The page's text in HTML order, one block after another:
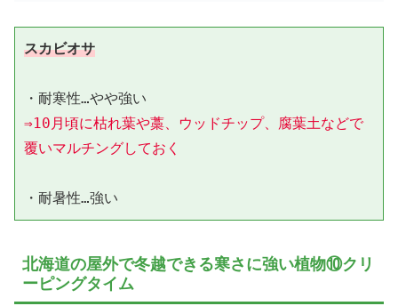
スカビオサ
⇒10月頃に枯れ葉や藁、ウッドチップ、腐葉土などで
覆いマルチングしておく
北海道の屋外で冬越できる寒さに強い植物⑩クリ
ーピングタイム